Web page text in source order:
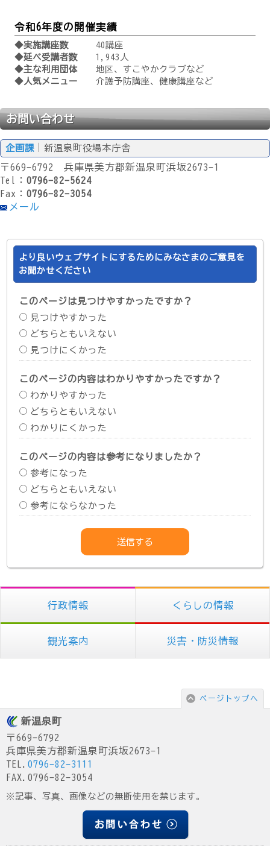
令和6年度の開催実績
◆実施講座数 40講座
◆延べ受講者数 1,943人
◆主な利用団体 地区、すこやかクラブなど
◆人気メニュー 介護予防講座、健康講座など
お問い合わせ
企画課 ｜新温泉町役場本庁舎
〒669-6792 兵庫県美方郡新温泉町浜坂2673-1
Tel： 0796-82-5624
Fax： 0796-82-3054
メール
より良いウェブサイトにするためにみなさまのご意見を
お聞かせください
このページは見つけやすかったですか？
見つけやすかった
どちらともいえない
見つけにくかった
このページの内容はわかりやすかったですか？
わかりやすかった
どちらともいえない
わかりにくかった
このページの内容は参考になりましたか？
参考になった
どちらともいえない
参考にならなかった
行政情報 くらしの情報
観光案内 災害・防災情報
ページトップへ
新温泉町
〒669-6792
兵庫県美方郡新温泉町浜坂2673-1
TEL. 0796-82-3111
FAX.0796-82-3054
※記事、写真、画像などの無断使用を禁じます。